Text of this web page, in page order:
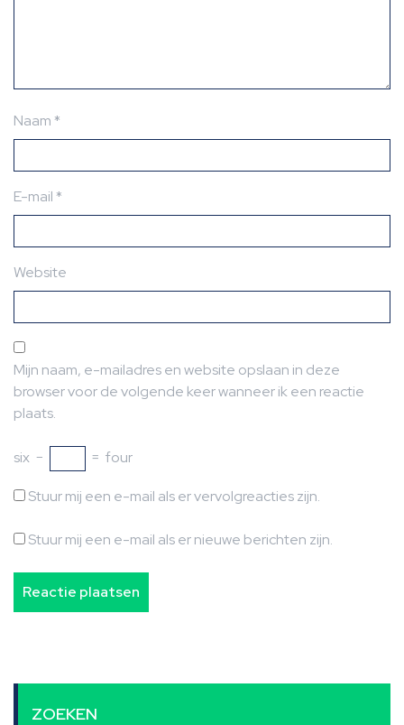
Naam*
E-mail*
Website
Mijn naam, e-mailadres en website opslaan in deze
browser voor de volgende keer wanneer ik een reactie
plaats.
six − = four
Stuur mij een e-mail als er vervolgreacties zijn.
Stuur mij een e-mail als er nieuwe berichten zijn.
ZOEKEN